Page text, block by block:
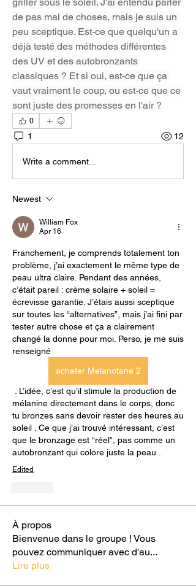
de pas mal de choses, mais je suis un
peu sceptique. Est-ce que quelqu'un a
déjà testé des méthodes différentes
des UV et des autobronzants
classiques ? Et si oui, est-ce que ça
vaut vraiment le coup, ou est-ce que ce
sont juste des promesses en l'air ?
0
1 12
Write a comment...
Newest
William Fox
Apr 16
Franchement, je comprends totalement ton
problème, j’ai exactement le même type de
peau ultra claire. Pendant des années,
c’était pareil : crème solaire + soleil =
écrevisse garantie. J’étais aussi sceptique
sur toutes les “alternatives”, mais j’ai fini par
tester autre chose et ça a clairement
changé la donne pour moi. Perso, je me suis
renseigné
acheter Melanotane 2
mélanine directement dans le corps, donc
tu bronzes sans devoir rester des heures au
soleil . Ce que j’ai trouvé intéressant, c’est
que le bronzage est “réel”, pas comme un
autobronzant qui colore juste la peau .
Edited
À propos
Bienvenue dans le groupe ! Vous
pouvez communiquer avec d'au...
Lire plus